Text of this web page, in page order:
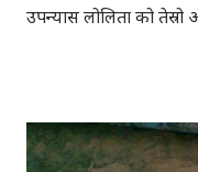
उपन्यास लोलिता को
उपन्यास हो । एउटा बुढो
वर्णन गरिएको यो